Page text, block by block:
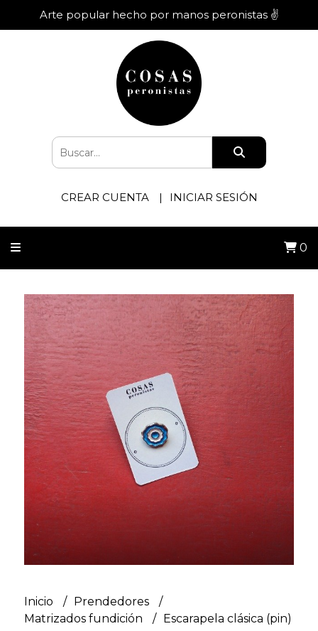
Arte popular hecho por manos peronistas ✌️
CREAR CUENTA INICIAR SESIÓN
0
Inicio
Prendedores
Matrizados fundición
Escarapela clásica (pin)